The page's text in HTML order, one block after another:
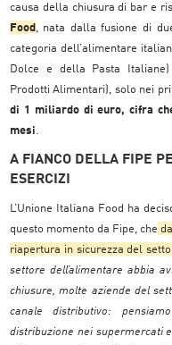
causa della chiusura di bar e
Food , nata dalla fusione di
categoria dell’alimentare
Dolce e della Pasta
Prodotti Alimentari), solo nei
di 1 miliardo di euro, cifra
mesi.
A FIANCO DELLA FIPE
ESERCIZI
L’Unione Italiana Food ha
questo momento da Fipe, che
riapertura in sicurezza del
settore dell’alimentare abbia
chiusure, molte aziende del
canale distributivo:
distribuzione nei supermercati e